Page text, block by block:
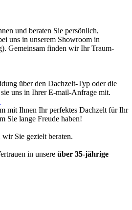
und beraten Sie persönlich,
uns in unserem Showroom in
Gemeinsam finden wir Ihr Traum-
über den Dachzelt-Typ oder die
uns in Ihrer E-mail-Anfrage mit.
mit Ihnen Ihr perfektes Dachzelt für Ihr
Sie lange Freude haben!
Sie gezielt beraten.
in unsere über 35-jährige